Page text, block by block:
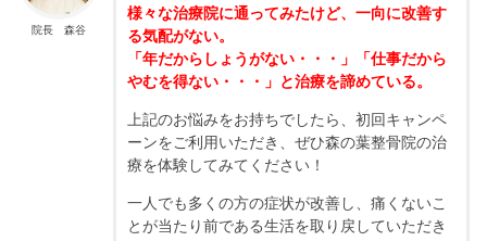
院長 森谷
様々な治療院に通ってみたけど、一向に改善す
る気配がない。
「年だからしょうがない・・・」「仕事だから
やむを得ない・・・」と治療を諦めている。
上記のお悩みをお持ちでしたら、初回キャンペ
ーンをご利用いただき、ぜひ森の葉整骨院の治
療を体験してみてください！
一人でも多くの方の症状が改善し、痛くないこ
とが当たり前である生活を取り戻していただき